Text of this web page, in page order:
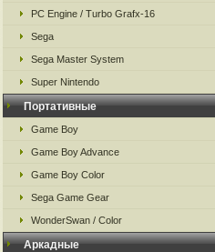
PC Engine / Turbo Grafx-16
Sega
Sega Master System
Super Nintendo
Портативные
Game Boy
Game Boy Advance
Game Boy Color
Sega Game Gear
WonderSwan / Color
Аркадные